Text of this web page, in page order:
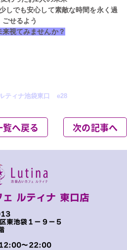
しでも安心して素敵な時間を永く過
ごせるよう
来視てみませんか？
ティナ池袋東口 e28
覧へ戻る 次の記事へ
ェ ルティナ 東口店
東池袋１−９−５
12:00～22:00